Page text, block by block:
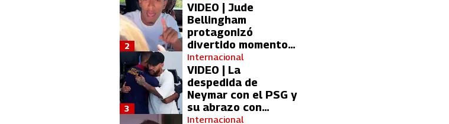
VIDEO | Jude
Bellingham
protagonizó
divertido momento
con aficionada del
Real Madrid
2
Internacional
VIDEO | La
despedida de
Neymar con el PSG y
su abrazo con
Kylian Mbappé
3
Internacional